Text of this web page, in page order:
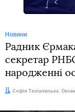
Новини
Радник
секретар
народженні
Автори:
Софія Телішевська,